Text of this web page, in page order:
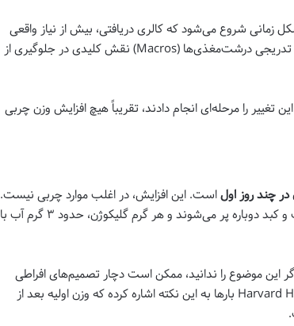
زمانی شروع می‌شود که کالری دریافتی، بیش از نیاز واقعی
بدن باشد. مطالعات منتشرشده در NIH نشان می‌دهد تنظیم تدریجی درشت‌مغذی‌ها (Macros) نقش کلیدی در جلوگیری از
تغییر را مرحله‌ای انجام دادند، تقریباً هیچ افزایش وزن چربی
چند روز اولاست. این افزایش، در اغلب موارد چربی نیست.
در عضلات و کبد دوباره پر می‌شوند و هر گرم گلیکوژن، حدود ۳ گرم آب با
این موضوع را ندانید، ممکن است دچار تصمیم‌های افراطی
شوید؛ مثل حذف دوباره غذا یا برگشت ناگهانی به کتو. Harvard Health بارها به این نکته اشاره کرده که وزن اولیه بعد از